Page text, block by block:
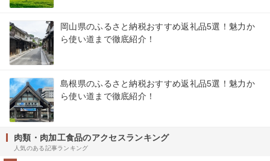
岡山県のふるさと納税おすすめ返礼品5選！魅力か
ら使い道まで徹底紹介！
島根県のふるさと納税おすすめ返礼品5選！魅力か
ら使い道まで徹底紹介！
肉類・肉加工食品のアクセスランキング
人気のある記事ランキング